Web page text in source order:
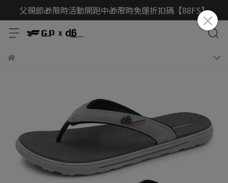
父親節🎁限時活動開跑中🎁限時免運折扣碼【88FS】